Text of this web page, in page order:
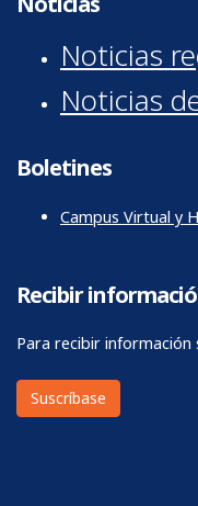
Noticias
Noticias
Boletines
Campus Virtual y
Recibir
Para recibir información
Suscríbase